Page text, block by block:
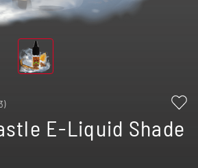
)
E-Liquid Shade